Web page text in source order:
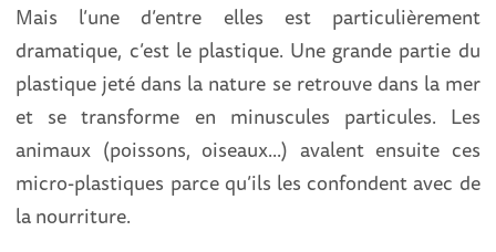
Mais l’une d’entre elles est particulièrement
dramatique, c’est le plastique. Une grande partie du
plastique jeté dans la nature se retrouve dans la mer
et se transforme en minuscules particules. Les
animaux (poissons, oiseaux...) avalent ensuite ces
micro-plastiques parce qu’ils les confondent avec de
la nourriture.